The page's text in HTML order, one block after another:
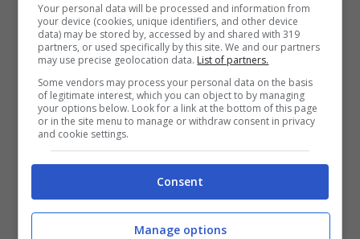
Il mercato poi è sempre lì a proporre affari, ma
anche a “tentare” con qualche operazione che
potrebbe rappresentare una piccola-grande
vendetta da servire fredda, come da migliore
tradizione. Piotr Zielinski, centrocampista del
Napoli e della nazionale polacca, classe 1994,
ha un contratto con la società partenopea con
scadenza 30 giugno 2024. Il giocatore
sembrerebbe orientato a non rinnovare con il
iniziare a lavorare ad un piccolo – ma
Your personal data will be processed and information from
your device (cookies, unique identifiers, and other device
data) may be stored by, accessed by and shared with 319
partners, or used specifically by this site. We and our partners
may use precise geolocation data. List of partners.
Some vendors may process your personal data on the basis
of legitimate interest, which you can object to by managing
your options below. Look for a link at the bottom of this page
or in the site menu to manage or withdraw consent in privacy
and cookie settings.
Consent
Manage options